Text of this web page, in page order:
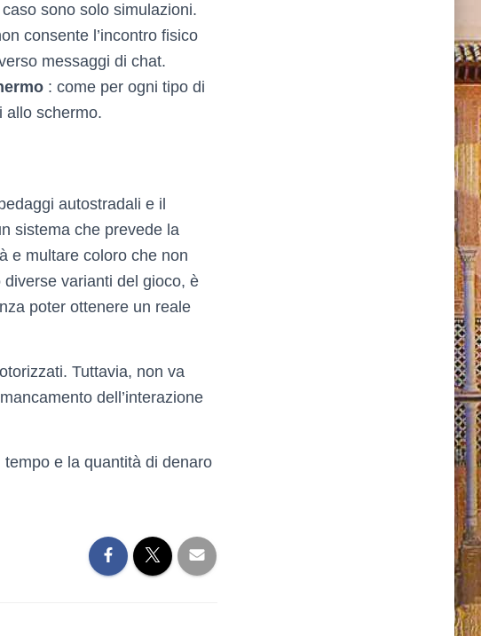
sono solo simulazioni.
consente l’incontro fisico
messaggi di chat.
: come per ogni tipo di
allo schermo.
autostradali e il
sistema che prevede la
e multare coloro che non
varianti del gioco, è
poter ottenere un reale
Tuttavia, non va
dell’interazione
e la quantità di denaro